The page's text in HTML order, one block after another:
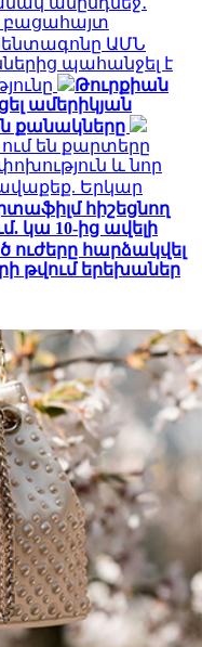
բացահայտ
ԱՄՆ
պահանջել է
Թուրքիան
ամերիկյան
քանակները
են քարտերը
և նոր
Երկար
հիշեցնող
կա 10-ից ավելի
ուժերը հարձակվել
թվում երեխաներ